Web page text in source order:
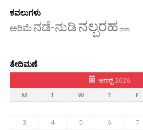
ಕವಲುಗಳು
ಅರಿಮೆನಡೆ-ನುಡಿನಲ್ಬರಹ ನಾಡು
ತೇದಿಮಣೆ
ಆಗಸ್ಟ್ 2026
M
T W T F
3
4 5 6 7